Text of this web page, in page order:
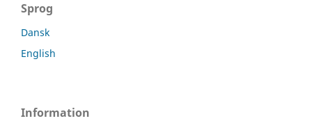
Sprog
Dansk
English
Information